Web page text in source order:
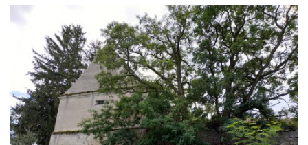
FOTOALBUM
© 2026 eStránky.cz | RSS